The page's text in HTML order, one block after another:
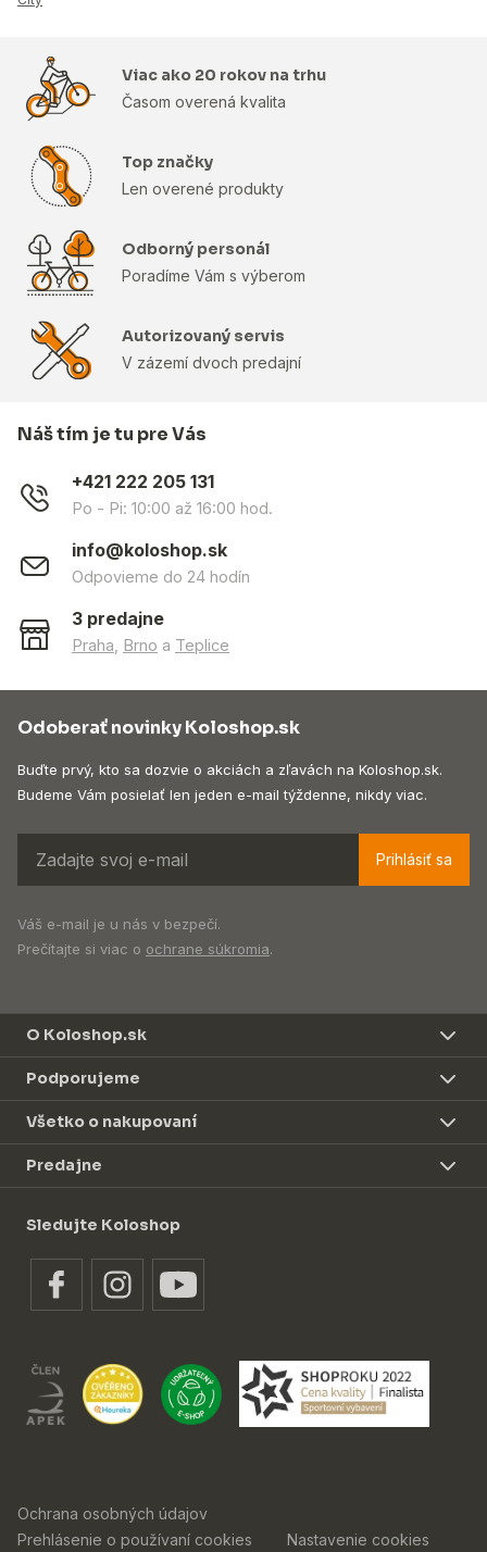
Viac ako 20 rokov na trhu
Časom overená kvalita
Top značky
Len overené produkty
Odborný personál
Poradíme Vám s výberom
Autorizovaný servis
V zázemí dvoch predajní
Náš tím je tu pre Vás
+421 222 205 131
Po - Pi: 10:00 až 16:00 hod.
info@koloshop.sk
Odpovieme do 24 hodín
3 predajne
Praha Brno a Teplice
Odoberať novinky Koloshop.sk
Buďte prvý, kto sa dozvie o akciách a zľavách na Koloshop.sk.
Budeme Vám posielať len jeden e-mail týždenne, nikdy viac.
Prihlásiť sa
Váš e-mail je u nás v bezpečí.
Prečítajte si viac o ochrane súkromia.
O Koloshop.sk
Podporujeme
Všetko o nakupovaní
Predajne
Sledujte Koloshop
Ochrana osobných údajov
Prehlásenie o používaní cookies
Nastavenie cookies